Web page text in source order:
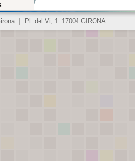
Pl. del Vi, 1. 17004 GIRONA